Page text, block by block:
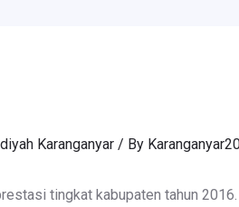
Karanganyar/ By
tingkat kabupaten tahun